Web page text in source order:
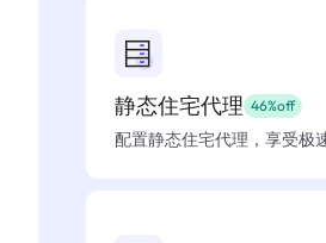
静态住宅代理 46%off
配置静态住宅代理，享受极